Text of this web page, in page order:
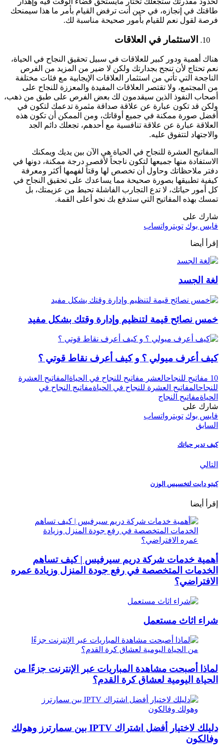
طاقتك في إنجازه، في حين أنت ترفض القيام بأمر ما هذا سيمنحك
فرصة لقول نعم للقيام بأمور صحيحة مناسبة لك.
الاستثمار في العلاقات
هناك أهمية ودور كبير للعلاقات في سبيل تحقيق النجاح في الحياة،
نعم تحتاج لأن تنجح بجدارتك ولكن لا ضير من المزيد من الفرص
الناجحة التي تأتي من استثمار العلاقات الإيجابية مع فئات مختلفة
من المجتمع، ولا تقتصر العلاقات المفيدة والمعززة للنجاح على
أصحاب النفوذ الذين سيقدمون لك بعض الفرص على طبق من ذهب،
ولكن قد تكون عبارة عن علاقة صداقة مثمرة تدعمك لتكون في
أفضل صورة ممكنة في جميع أوقاتك، ومن الممكن أن تكون هذه
العلاقة عبارة عن علاقة تنافسية مع أحدهم، تجعلك دائم الجد
والاجتهاد لتتفوق عليه.
المفاتيح العشرة للنجاح في الحياة هي الآن بين يديك ويمكنك
الاستفادة منها جميعها لتكون ناجحاً لأقصى درجة ممكنة، دونها في
دفتر ملاحظاتك وحاول أن تخصص لها وقتاً لفهمها أكثر ومعرفة
كيفية تطبيقها بصورة صحيحة مما يساعدك على تحقيق النجاح في
كل أمور حياتك، لا تدع التجارب الفاشلة تحبط من عزيمتك، بل
تمسك بهذه المفاتيح التي ستدفع بك نحو أعلى القمة.
شارك على
فايس بوك تويتر واتساب
إقرأ أيضا
لغة الجسد
خمس نصائح قيمة لتنظيم وإدارة وقتك بشكل مفيد
كيف أعرف ميولي ؟ و كيف أعرف نقاط قوتي ؟
10 مفاتيح للنجاح العشر مفاتيح للنجاح في الحياة المفاتيح العشرة
للنجاحالمفاتيح العشرة للنجاح في الحياةمفاتيج النجاح في
الحياةمفاتيح النجاج
شارك على
فايس بوك تويتر واتساب
السابق
كيف تدير حياتك
التالي
كيتو دايت لتخسيس الوزن
إقرأ أيضا
أهمية خدمات شركة دريم سيرفيس | كيف تساهم
الخدمات المتخصصة في رفع جودة المنزل وزيادة عمره
الافتراضي؟
شراء اثاث مستعمل
لماذا أصبحت مشاهدة المباريات عبر الإنترنت جزءًا من
الحياة اليومية لعشاق كرة القدم؟
دليلك لاختيار أفضل اشتراك IPTV بين سمارترز وهولك
وفالكون